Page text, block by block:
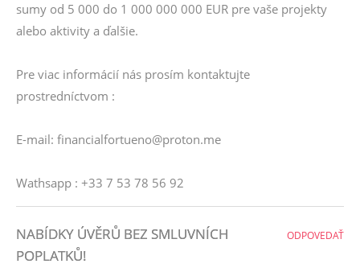
sumy od 5 000 do 1 000 000 000 EUR pre vaše projekty
alebo aktivity a ďalšie.
Pre viac informácií nás prosím kontaktujte
prostredníctvom :
E-mail: financialfortueno@proton.me
Wathsapp : +33 7 53 78 56 92
NABÍDKY ÚVĚRŮ BEZ SMLUVNÍCH
POPLATKŮ!
ODPOVEDAŤ